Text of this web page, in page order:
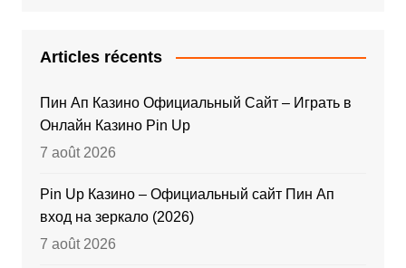
Articles récents
Пин Ап Казино Официальный Сайт – Играть в
Онлайн Казино Pin Up
7 août 2026
Pin Up Казино – Официальный сайт Пин Ап
вход на зеркало (2026)
7 août 2026